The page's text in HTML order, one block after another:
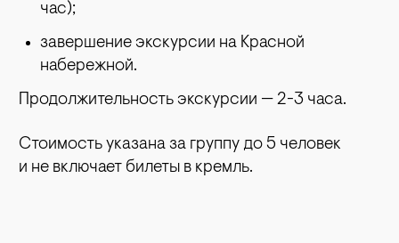
час);
завершение экскурсии на Красной
набережной.
Продолжительность экскурсии — 2-3 часа.
Стоимость указана за группу до 5 человек
и не включает билеты в кремль.